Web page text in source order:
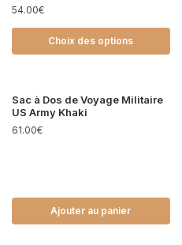
54.00€
Choix des options
Sac à Dos de Voyage Militaire
US Army Khaki
61.00€
Ajouter au panier